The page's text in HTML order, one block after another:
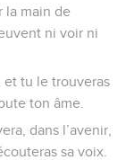
la main de
ni voir ni
et tu le trouveras
ton âme.
dans l’avenir,
sa voix.